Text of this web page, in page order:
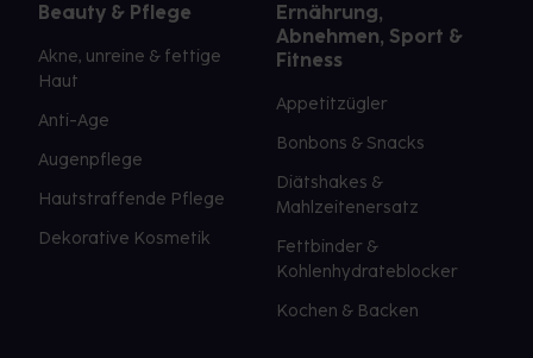
Beauty & Pflege
Akne, unreine & fettige
Haut
Anti-Age
Augenpflege
Hautstraffende Pflege
Dekorative Kosmetik
Ernährung,
Abnehmen, Sport &
Fitness
Appetitzügler
Bonbons & Snacks
Diätshakes &
Mahlzeitenersatz
Fettbinder &
Kohlenhydrateblocker
Kochen & Backen